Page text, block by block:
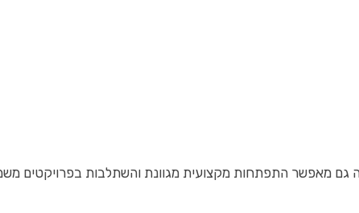
מאפשר התפתחות מקצועית מגוונת והשתלבות בפרויקטים